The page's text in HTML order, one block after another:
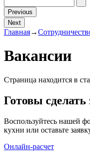
Previous
Next
Главная→
Вакансии
Страница находится в
Готовы сделать
Воспользуйтесь нашей
кухни или оставьте
Онлайн-расчет